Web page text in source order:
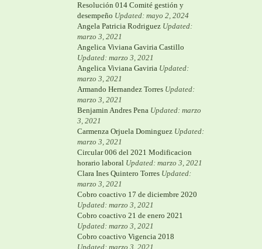
Resolución 014 Comité gestión y
desempeño Updated: mayo 2, 2024
Angela Patricia Rodriguez Updated:
marzo 3, 2021
Angelica Viviana Gaviria Castillo
Updated: marzo 3, 2021
Angelica Viviana Gaviria Updated:
marzo 3, 2021
Armando Hernandez Torres Updated:
marzo 3, 2021
Benjamin Andres Pena Updated: marzo
3, 2021
Carmenza Orjuela Dominguez Updated:
marzo 3, 2021
Circular 006 del 2021 Modificacion
horario laboral Updated: marzo 3, 2021
Clara Ines Quintero Torres Updated:
marzo 3, 2021
Cobro coactivo 17 de diciembre 2020
Updated: marzo 3, 2021
Cobro coactivo 21 de enero 2021
Updated: marzo 3, 2021
Cobro coactivo Vigencia 2018
Updated: marzo 3, 2021